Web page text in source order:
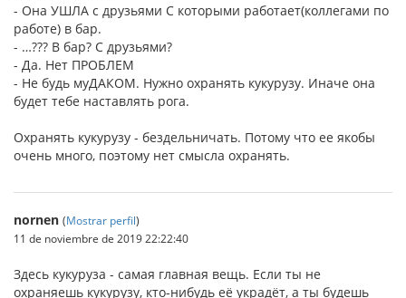
- Она УШЛА с друзьями С которыми работает(коллегами по
работе) в бар.
- …??? В бар? С друзьями?
- Да. Нет ПРОБЛЕМ
- Не будь муДАКОМ. Нужно охранять кукурузу. Иначе она
будет тебе наставлять рога.
Охранять кукурузу - бездельничать. Потому что ее якобы
очень много, поэтому нет смысла охранять.
nornen (Mostrar perfil)
11 de noviembre de 2019 22:22:40
Здесь кукуруза - самая главная вещь. Если ты не
охраняешь кукурузу, кто-нибудь её украдёт, а ты будешь